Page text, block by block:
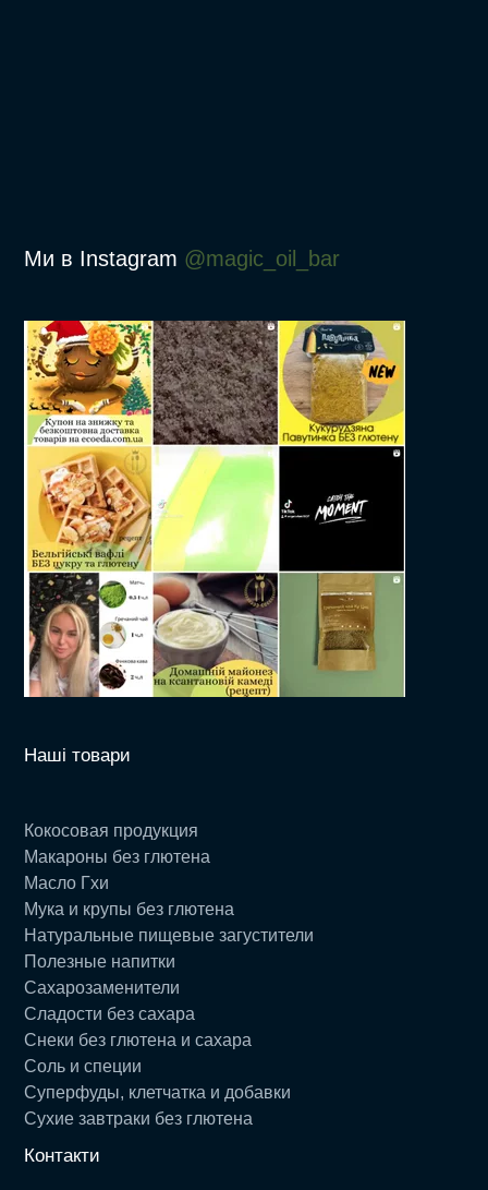
Ми в Instagram @magic_oil_bar
Наші товари
Кокосовая продукция
Макароны без глютена
Масло Гхи
Мука и крупы без глютена
Натуральные пищевые загустители
Полезные напитки
Сахарозаменители
Сладости без сахара
Снеки без глютена и сахара
Соль и специи
Суперфуды, клетчатка и добавки
Сухие завтраки без глютена
Контакти